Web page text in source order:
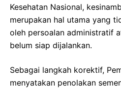
Kesehatan Nasional,
merupakan hal utama yang
oleh persoalan administratif
belum siap dijalankan.
Sebagai langkah korektif,
menyatakan penolakan